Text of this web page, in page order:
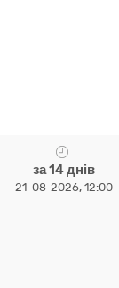
за 14 днів
21-08-2026, 12:00